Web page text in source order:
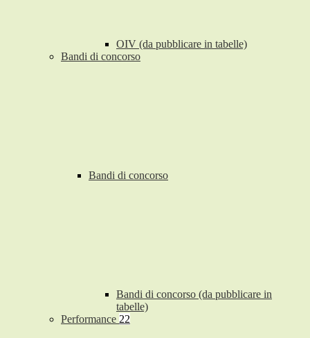
OIV (da pubblicare in tabelle)
Bandi di concorso
Bandi di concorso
Bandi di concorso (da pubblicare in
tabelle)
Performance 22